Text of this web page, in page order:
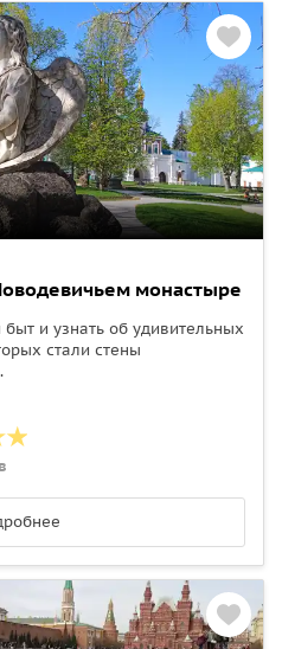
монастыре
и узнать об удивительных
стали стены